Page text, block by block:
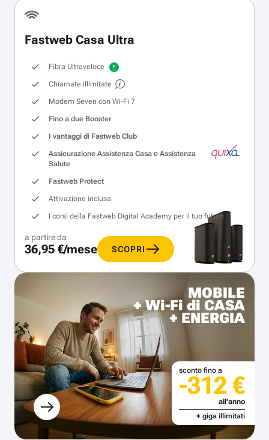
Fastweb Casa Ultra
Fibra Ultraveloce
Chiamate illimitate
Modem Seven con Wi‑Fi 7
Fino a due Booster
I vantaggi di Fastweb Club
Assicurazione Assistenza Casa e Assistenza
Salute
Fastweb Protect
Attivazione inclusa
I corsi della Fastweb Digital Academy per il tuo futuro
a partire da
36,95 €/mese SCOPRI
MOBILE
+ Wi-Fi di CASA
+ ENERGIA
sconto fino a
-312 €
all'anno
+ giga illimitati